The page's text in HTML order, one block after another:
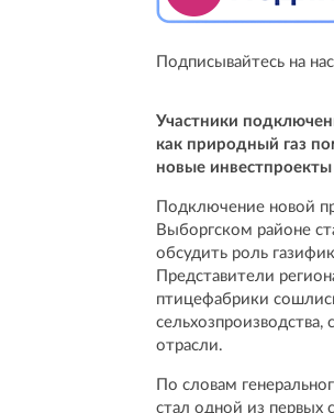
Подписывайтесь на
Участники
как природный газ
новые инвестпроекты
Подключение новой
Выборгском районе
обсудить роль
Представители
птицефабрики
отрасли.
По словам
стал одной из первых